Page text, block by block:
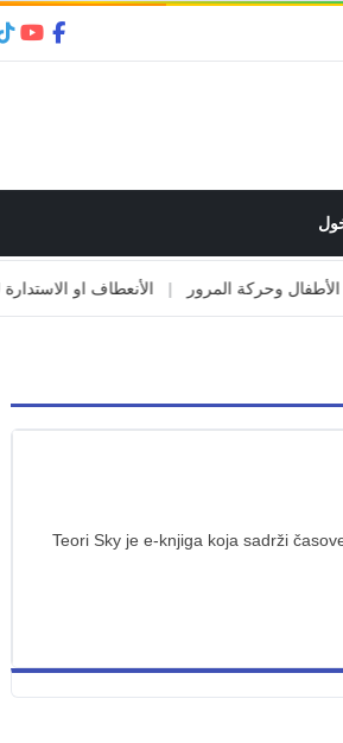
وحركة المرور | الأنعطاف او الاستدارة U في الطريق
Teori Sky je e-knjiga koja sadrži